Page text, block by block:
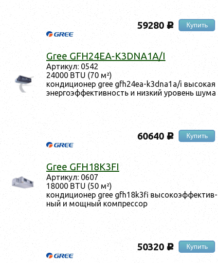
59280 c Купить
Gree GFH24EA-K3DNA1A/I
Ар­ти­кул: 0542
24000 BTU (70 м²)
кон­ди­ци­онер gree gfh24ea-k3dna1a/i вы­сокая
энер­го­эф­фектив­ность и низ­кий уро­вень шу­ма
60640 c Купить
Gree GFH18K3FI
Ар­ти­кул: 0607
18000 BTU (50 м²)
кон­ди­ци­онер gree gfh18k3fi вы­соко­эф­фектив­
ный и мощ­ный ком­прес­сор
50320 c Купить